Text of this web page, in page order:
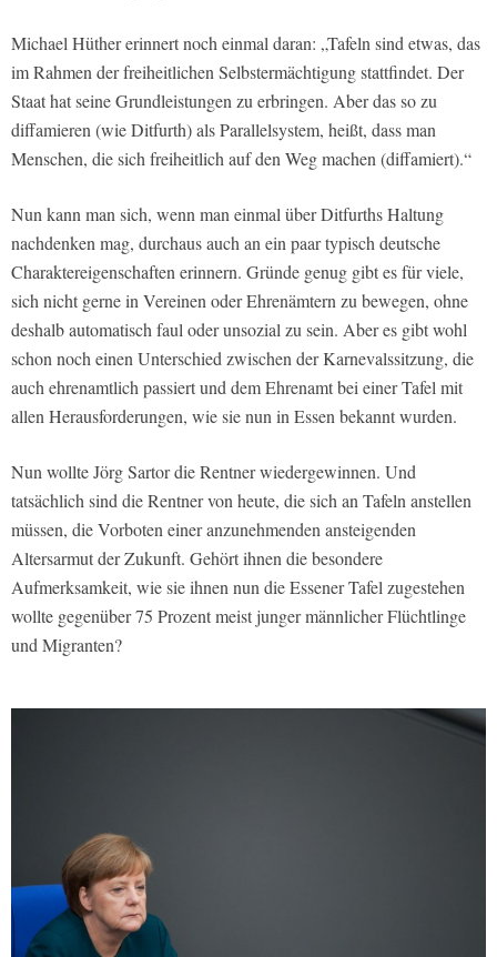
Michael Hüther erinnert noch einmal daran: „Tafeln sind etwas, das
im Rahmen der freiheitlichen Selbstermächtigung stattfindet. Der
Staat hat seine Grundleistungen zu erbringen. Aber das so zu
diffamieren (wie Ditfurth) als Parallelsystem, heißt, dass man
Menschen, die sich freiheitlich auf den Weg machen (diffamiert).“
Nun kann man sich, wenn man einmal über Ditfurths Haltung
nachdenken mag, durchaus auch an ein paar typisch deutsche
Charaktereigenschaften erinnern. Gründe genug gibt es für viele,
sich nicht gerne in Vereinen oder Ehrenämtern zu bewegen, ohne
deshalb automatisch faul oder unsozial zu sein. Aber es gibt wohl
schon noch einen Unterschied zwischen der Karnevalssitzung, die
auch ehrenamtlich passiert und dem Ehrenamt bei einer Tafel mit
allen Herausforderungen, wie sie nun in Essen bekannt wurden.
Nun wollte Jörg Sartor die Rentner wiedergewinnen. Und
tatsächlich sind die Rentner von heute, die sich an Tafeln anstellen
müssen, die Vorboten einer anzunehmenden ansteigenden
Altersarmut der Zukunft. Gehört ihnen die besondere
Aufmerksamkeit, wie sie ihnen nun die Essener Tafel zugestehen
wollte gegenüber 75 Prozent meist junger männlicher Flüchtlinge
und Migranten?